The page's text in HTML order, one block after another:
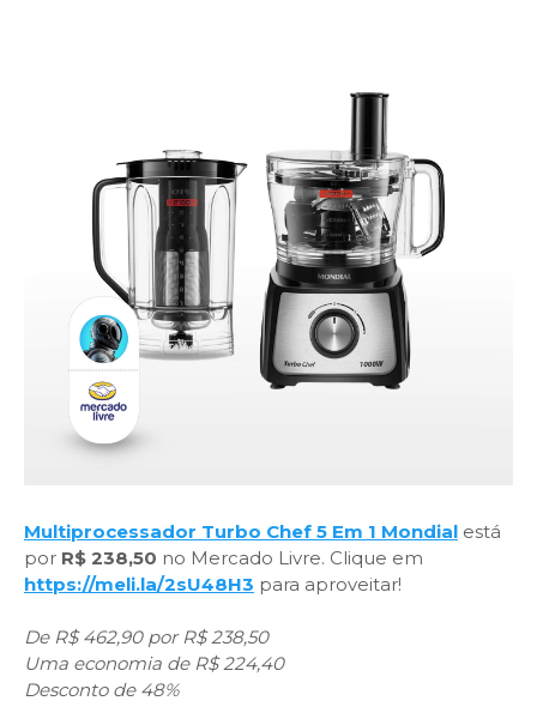
Multiprocessador Turbo Chef 5 Em 1 Mondial está
por R$ 238,50 no Mercado Livre. Clique em
https://meli.la/2sU48H3 para aproveitar!
De R$ 462,90 por R$ 238,50
Uma economia de R$ 224,40
Desconto de 48%